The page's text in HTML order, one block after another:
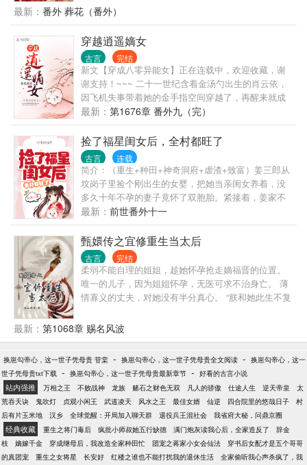
来得及发生…… 看着曾被自己欺负的惨兮兮的小质
子，楚芊芊悔不当初，开始拼命补救。 好吃的都给
他。 好玩的送给他。 谁敢欺负他，她就砍对方的脑
袋！ 谁料病娇小质子早已怀恨在心，表面对她乖巧顺
从的像个小奶狗，结果暗戳戳的想要她的命。 少年阿
焰：“公主殿下，你喂我一颗毒药，我喂你一只蛊虫，
很公平吧！” 然而此时的少年并不知道，上一世的他早
已对小公主情根深种，那位已然称霸天下的摄政王，
豁出命也想要给她幸福。 摄政王对不争气的少年自己
最新： 番外 葬花（番外）
穿越逍遥嫡女
古言 完结
新文【穿成八零异能女】正在连载中，欢迎收藏，谢
谢支持！~~~ 二十一世纪含着金汤勺出生的肖云依，
因飞机失事带着她的金手指空间穿越了，再醒来就成
了架空世界龙腾国淮阳侯府二房嫡女展云依。 因三年
前父亲带着弟弟出去办事，回府途中因管闲事把仅七
岁的嫡子丢失，从此夫妻成陌路。 母亲终是油尽灯
枯，在生命的最后为女儿拼尽全力安排后路，然亲爹
无颜面对嫡女，干脆不管不问。 大房伯娘母女除了算
计她已定婚未婚夫也就算了，还想跟二房姨娘合伙算
计她母亲的嫁妆，真是‘是可忍孰不可忍’既然你们都想
要，就让你们‘如愿以偿’好了。 可慢慢发现事情并不是
那么简单，看云依如何在这架空世界找回丢失的弟
弟，培养成人中龙凤，帮着原主和母亲报仇雪恨。 身
后传说中铁血冷面神‘战王’之称的睿王爷默默相护，看
云依如何逍遥生活这一世。
最新： 第1676章 番外九（完）
捡了福星闺女后，全村都旺了
古言 连载
简介：（重生+种田+神奇洞府+虐渣+致富）姜三郎从
坟岗子里捡个刚出生的女婴，把她当亲闺女养着，没
多久十年不孕的妻子竟怀了双胞胎。紧接着，姜家不
断有好事降临，从一贫如洗，一步步走上富裕之路。
全村人都羡慕姜家好运气，都想沾沾小仙童的福气。
樱宝小...
最新： 前世番外十一
甄嬛传之宜修重生当太后
古言 完结
柔弱不能自理的姐姐，趁她怀孕抢走嫡福晋的位置。
唯一的儿子，因为姐姐怀孕，无医可求不治身亡。 薄
情寡义的丈夫，对她没有半分真心。 “朕和她此生不复
成了蚊子血。 这一世，她要嫡福晋的位置，要弘晖活
着，更要坐上那太后之位！
最新： 第1068章 赐名风波
换崽勾帝心，这一世子凭母贵 苷棠 - 换崽勾帝心，这一世子凭母贵全文阅读 - 换崽勾帝心，这一
世子凭母贵txt下载 - 换崽勾帝心，这一世子凭母贵最新章节 - 好看的古言小说
站内强推 万相之王 不败战神 龙族 赌石之财色无双 凡人的骄傲 仕途人生 逆天帝皇
太
荒吞天诀
鬼吹灯 贞观小闲王 武道凌天 风水之王 最佳女婿 仙逆 四合院里的悠哉日子
村
后有片玉米地
汉乡 全球觉醒：开局加入聊天群 退役兵王混社会 我省府大秘，问鼎京圈
经典收藏 重生之将门毒后 疯批小师叔她五行缺德 满门炮灰读我心后，全家造反了
辞金
枝
嫡嫁千金 穿成继母后，我改造全家种田忙 团宠之蒋家小女会仙法
穿书后女配才是五个哥哥
的真团宠
重生之女将星 长安好 红楼之谁也不能打扰我的退休生活
全家偷听我心声杀疯了，我